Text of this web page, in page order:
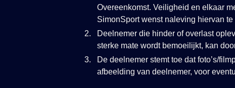
Overeenkomst. Veiligheid en elkaar
SimonSport wenst naleving hiervan
Deelnemer die hinder of overlast
sterke mate wordt bemoeilijkt, kan
De deelnemer stemt toe dat foto’s/
afbeelding van deelnemer, voor